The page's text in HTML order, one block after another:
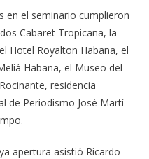
en el seminario cumplieron
Cabaret Tropicana, la
Hotel Royalton Habana, el
Habana, el Museo del
residencia
de Periodismo José Martí
apertura asistió Ricardo